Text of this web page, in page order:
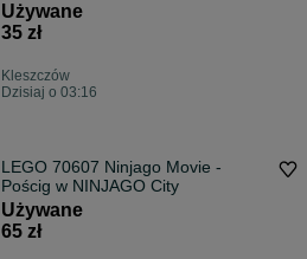
Używane
35 zł
Kleszczów
Dzisiaj o 03:16
LEGO 70607 Ninjago Movie -
Pościg w NINJAGO City
Używane
65 zł